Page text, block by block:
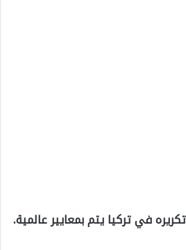
في تركيا يتم بمعايير عالمية.